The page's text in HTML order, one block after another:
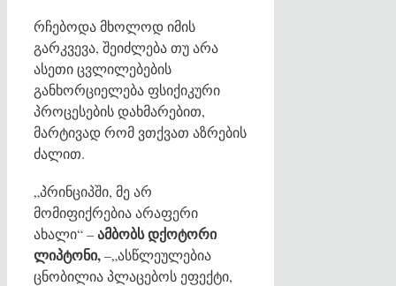
რჩებოდა მხოლოდ იმის
გარკვევა, შეიძლება თუ არა
ასეთი ცვლილებების
განხორციელება ფსიქიკური
პროცესების დახმარებით,
მარტივად რომ ვთქვათ აზრების
ძალით.
„პრინციპში, მე არ
მომიფიქრებია არაფერი
ახალი“ –ამბობს დქოტორი
ლიპტონი,–„ასწლეულებია
ცნობილია პლაცებოს ეფექტი,